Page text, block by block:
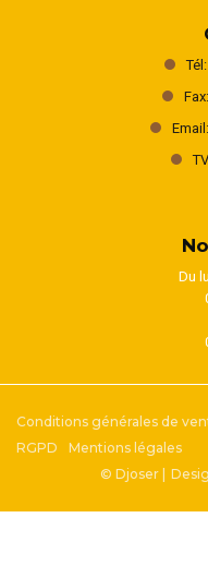
Tél:
Fax:
Email:
Du
Conditions générales de
RGPD
Mentions légales
© Djoser |